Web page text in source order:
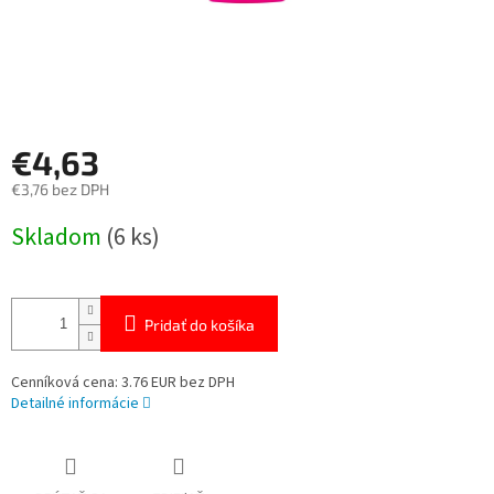
€4,63
€3,76 bez DPH
cena:
Skladom (6 ks)
Pridať do košíka
Cenníková cena: 3.76 EUR bez DPH
Detailné informácie